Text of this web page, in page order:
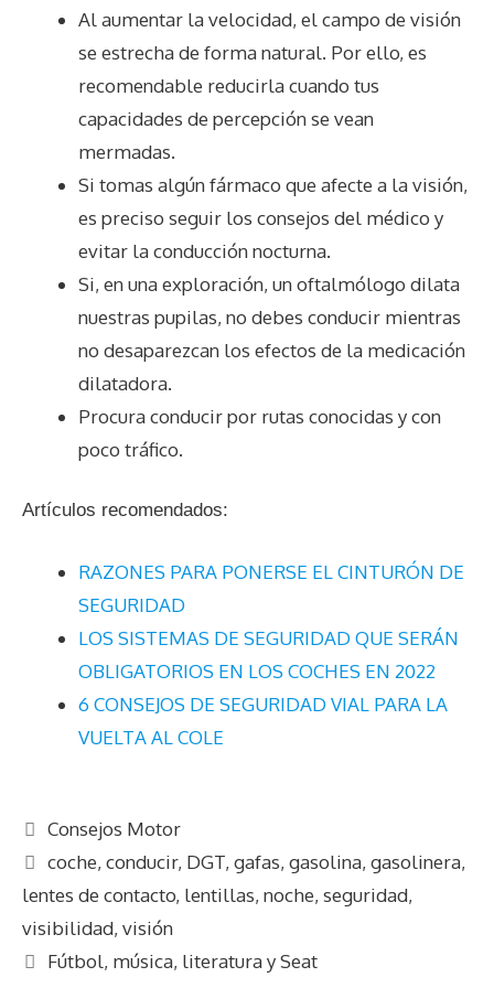
Al aumentar la velocidad, el campo de visión
se estrecha de forma natural. Por ello, es
recomendable reducirla cuando tus
capacidades de percepción se vean
mermadas.
Si tomas algún fármaco que afecte a la visión,
es preciso seguir los consejos del médico y
evitar la conducción nocturna.
Si, en una exploración, un oftalmólogo dilata
nuestras pupilas, no debes conducir mientras
no desaparezcan los efectos de la medicación
dilatadora.
Procura conducir por rutas conocidas y con
poco tráfico.
Artículos recomendados:
RAZONES PARA PONERSE EL CINTURÓN DE
SEGURIDAD
LOS SISTEMAS DE SEGURIDAD QUE SERÁN
OBLIGATORIOS EN LOS COCHES EN 2022
6 CONSEJOS DE SEGURIDAD VIAL PARA LA
VUELTA AL COLE
C
a
e
g
o
Consejos Motor
E
t
q
u
coche,conducir, DGT,gafas,gasolina,gasolinera,
lentes de contacto, lentillas, noche, seguridad,
visibilidad, visión
N
Fútbol, música, literatura y Seat